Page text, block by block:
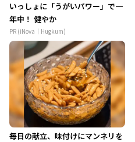
いっしょに「うがいパワー」で一
年中！ 健やか
PR (iNova｜Hugkum)
毎日の献立、味付けにマンネリを